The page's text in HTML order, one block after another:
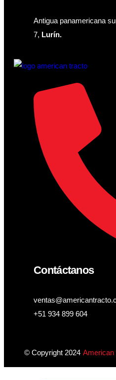
Antigua panamericana
7, Lurín.
Contáctanos
+51 934 899 604
© Copyright 2024 American